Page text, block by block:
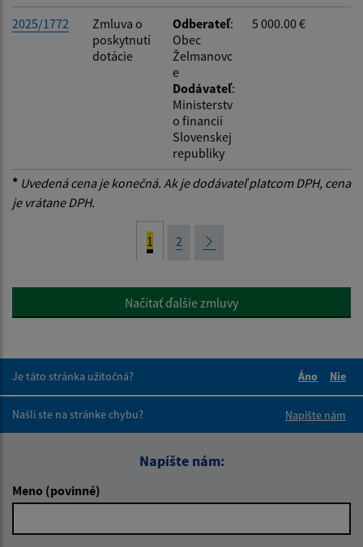
2025/1772
Zmluva o
poskytnutí
dotácie
Odberateľ:
Obec
Želmanovc
e
Dodávateľ:
Ministerstv
o financií
Slovenskej
republiky
5 000.00 €
* Uvedená cena je konečná. Ak je dodávateľ platcom DPH, cena
je vrátane DPH.
1 2
Načítať ďalšie zmluvy
Je táto stránka užitočná?
Áno
Nie
Našli ste na stránke chybu?
Napíšte nám
Napíšte nám:
Meno (povinné)